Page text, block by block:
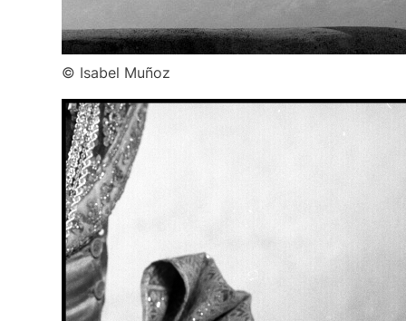
© Isabel Muñoz